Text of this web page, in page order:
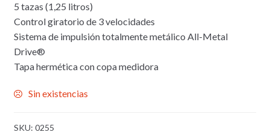
5 tazas (1,25 litros)
Control giratorio de 3 velocidades
Sistema de impulsión totalmente metálico All-Metal
Drive®
Tapa hermética con copa medidora
Sin existencias
SKU: 0255